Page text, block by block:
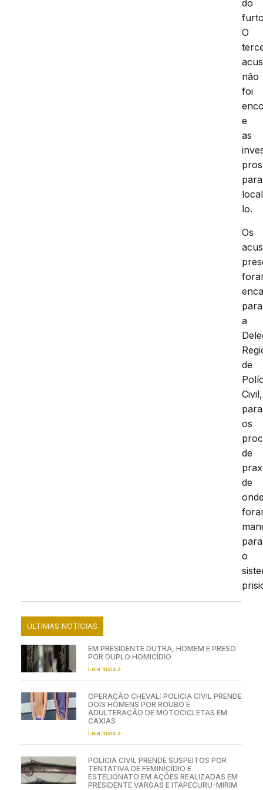
do
O
não
foi
e
as
para
lo.
Os
para
a
de
Civil,
para
os
de
de
para
o
ÚLTIMAS NOTÍCIAS
EM PRESIDENTE DUTRA, HOMEM É PRESO
POR DUPLO HOMICÍDIO
Leia mais »
OPERAÇÃO CHEVAL: POLÍCIA CIVIL PRENDE
DOIS HOMENS POR ROUBO E
ADULTERAÇÃO DE MOTOCICLETAS EM
CAXIAS
Leia mais »
POLÍCIA CIVIL PRENDE SUSPEITOS POR
TENTATIVA DE FEMINICÍDIO E
ESTELIONATO EM AÇÕES REALIZADAS EM
PRESIDENTE VARGAS E ITAPECURU-MIRIM